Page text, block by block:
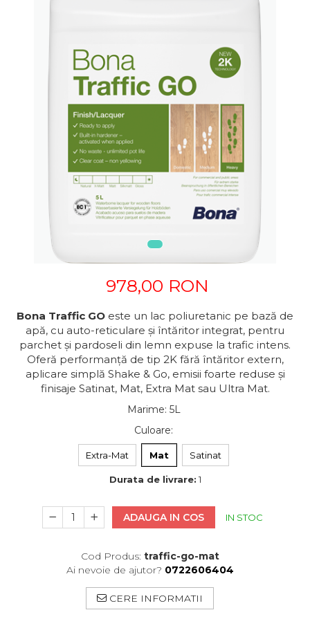
978,00 RON
Bona Traffic GO este un lac poliuretanic pe bază de
apă, cu auto-reticulare și întăritor integrat, pentru
parchet și pardoseli din lemn expuse la trafic intens.
Oferă performanță de tip 2K fără întăritor extern,
aplicare simplă Shake & Go, emisii foarte reduse și
finisaje Satinat, Mat, Extra Mat sau Ultra Mat.
Marime: 5L
Culoare:
Extra-Mat Mat Satinat
Durata de livrare: 1
ADAUGA IN COS IN STOC
Cod Produs: traffic-go-mat
Ai nevoie de ajutor? 0722606404
CERE INFORMATII